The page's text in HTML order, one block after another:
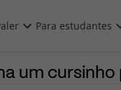
Para estudantes
um